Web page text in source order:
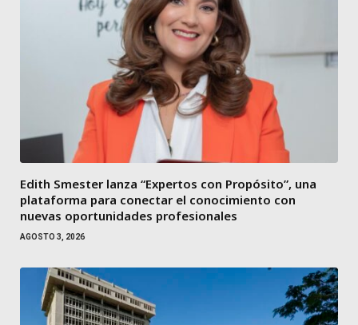
Edith Smester lanza “Expertos con Propósito”, una
plataforma para conectar el conocimiento con
nuevas oportunidades profesionales
AGOSTO 3, 2026